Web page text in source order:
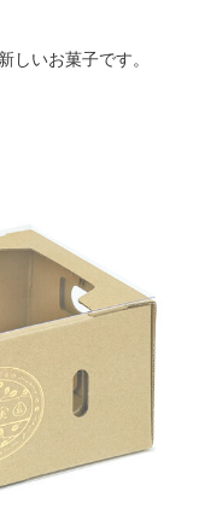
しいお菓子です。